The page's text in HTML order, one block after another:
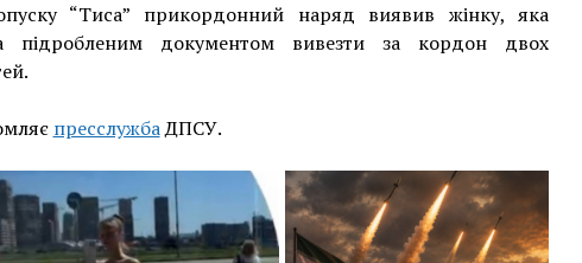
“Тиса” прикордонний наряд виявив жінку, яка
підробленим документом вивезти за кордон двох
пресслужбаДПСУ.